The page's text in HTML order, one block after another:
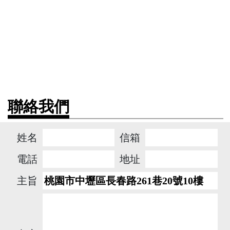
聯絡我們
姓名
信箱
電話
地址
主旨